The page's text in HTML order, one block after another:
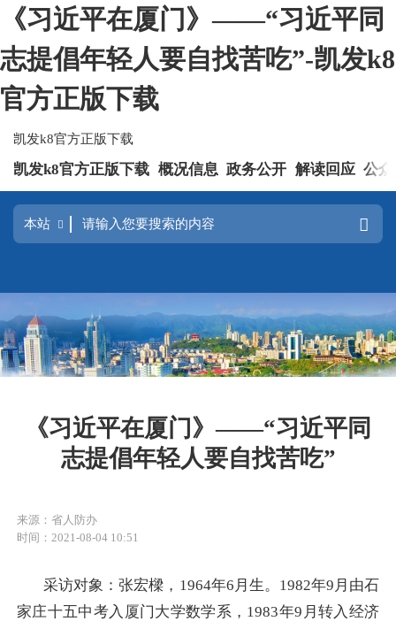
《习近平在厦门》——“习近平同
志提倡年轻人要自找苦吃”-凯发k8
官方正版下载
凯发k8官方正版下载
凯发k8官方正版下载 概况信息 政务公开 解读回应 公
《习近平在厦门》——“习近平同
志提倡年轻人要自找苦吃”
来源：省人防办
时间：2021-08-04 10:51
采访对象：张宏樑，1964年6月生。1982年9月由石
家庄十五中考入厦门大学数学系，1983年9月转入经济